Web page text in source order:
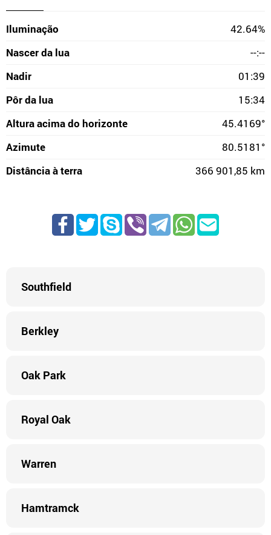
Iluminação
42.64%
Nascer da lua
--:--
Nadir
01:39
Pôr da lua
15:34
Altura acima do horizonte
45.4169°
Azimute
80.5181°
Distância à terra
366 901,85 km
Southfield
Berkley
Oak Park
Royal Oak
Warren
Hamtramck